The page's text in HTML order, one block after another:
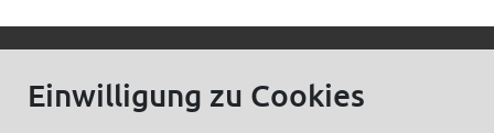
Einwilligung zu Cookies